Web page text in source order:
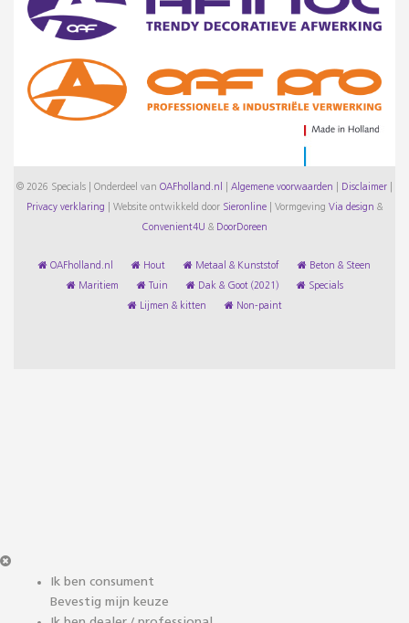
© 2026 Specials | Onderdeel van OAFholland.nl Algemene voorwaarden Disclaimer
Privacy verklaring Website ontwikkeld door Sieronline Vormgeving Via design &
Convenient4U & DoorDoreen
OAFholland.nl Hout Metaal & Kunststof Beton & Steen
Maritiem Tuin Dak & Goot (2021) Specials
Lijmen & kitten Non-paint
Ik ben consument
Bevestig mijn keuze